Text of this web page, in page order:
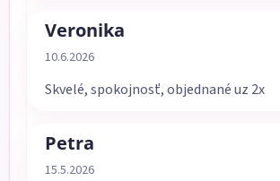
Veronika
Hodnotenie obchodu je 5 z 5 hviezdičiek.
10.6.2026
Skvelé, spokojnosť, objednané uz 2x
Petra
Hodnotenie obchodu je 5 z 5 hviezdičiek.
15.5.2026